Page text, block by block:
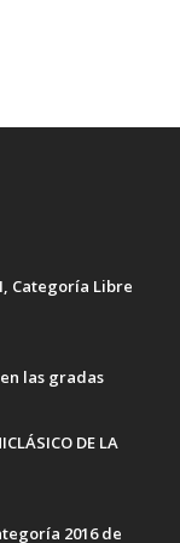
Categoría Libre
las gradas
DE LA
2016 de